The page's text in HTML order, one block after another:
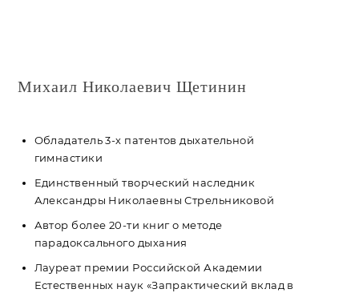
Михаил Николаевич Щетинин
Обладатель 3-х патентов дыхательной
гимнастики
Единственный творческий наследник
Александры Николаевны Стрельниковой
Автор более 20-ти книг о методе
парадоксального дыхания
Лауреат премии Российской Академии
Естественных наук «Запрактический вклад в